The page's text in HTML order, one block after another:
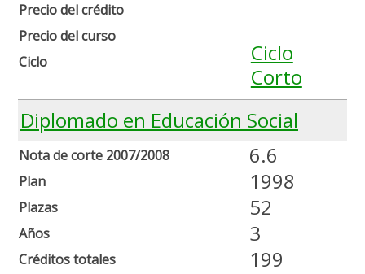
Precio del crédito
Precio del curso
Ciclo
Ciclo
Corto
Diplomado en Educación Social
Nota de corte 2007/2008
Plan
Plazas
Años
Créditos totales
6.6
1998
52
3
199